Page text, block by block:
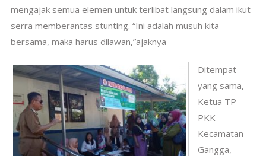
mengajak semua elemen untuk terlibat langsung dalam ikut
serra memberantas stunting. “Ini adalah musuh kita
bersama, maka harus dilawan,”ajaknya
Ditempat
yang sama,
Ketua TP-
PKK
Kecamatan
Gangga,